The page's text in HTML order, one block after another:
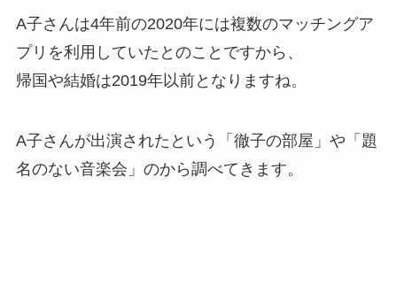
A子さんは4年前の2020年には複数のマッチングア
プリを利用していたとのことですから、
帰国や結婚は2019年以前となりますね。
A子さんが出演されたという「徹子の部屋」や「題
名のない音楽会」のから調べてきます。